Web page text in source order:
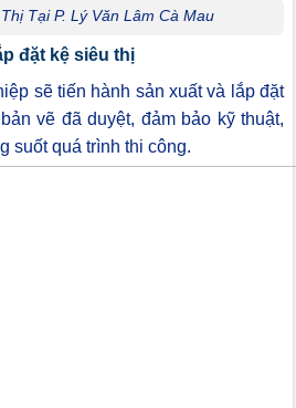
Tại P. Lý Văn Lâm Cà Mau
đặt kệ siêu thị
sẽ tiến hành sản xuất và lắp đặt
vẽ đã duyệt, đảm bảo kỹ thuật,
suốt quá trình thi công.